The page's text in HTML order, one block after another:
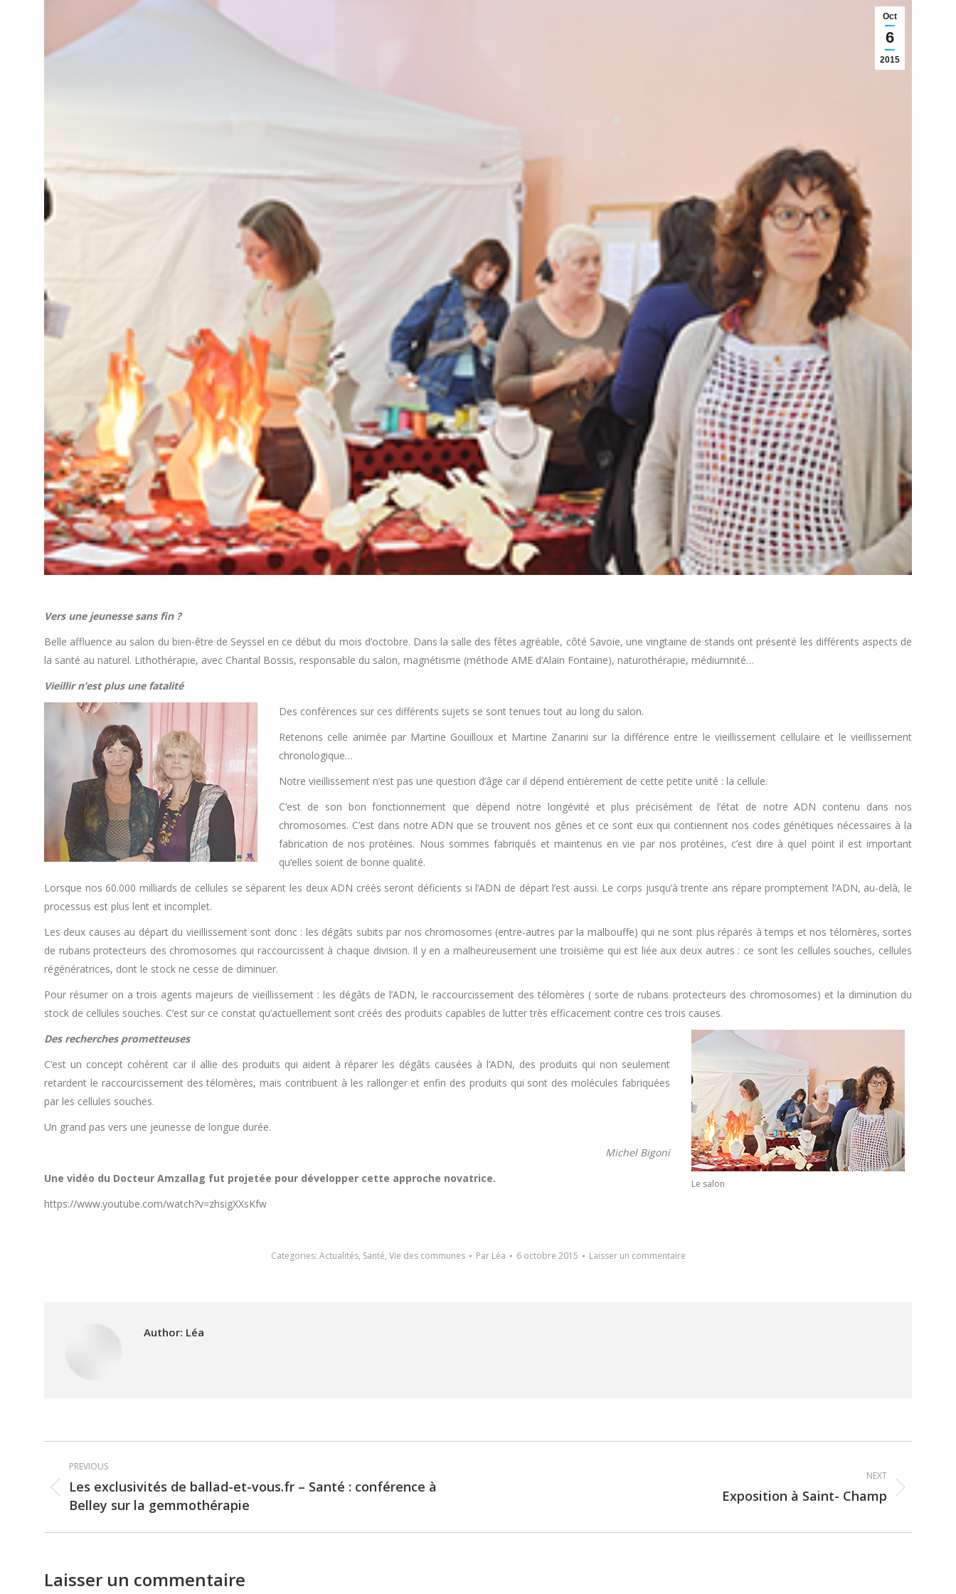
Oct
6
2015
Vers une jeunesse sans fin ?
Belle affluence au salon du bien-être de Seyssel en ce début du mois d’octobre. Dans la salle des fêtes agréable, côté Savoie, une vingtaine de stands ont présenté les différents aspects de
la santé au naturel. Lithothérapie, avec Chantal Bossis, responsable du salon, magnétisme (méthode AME d’Alain Fontaine), naturothérapie, médiumnité…
Vieillir n’est plus une fatalité
Des conférences sur ces différents sujets se sont tenues tout au long du salon.
Retenons celle animée par Martine Gouilloux et Martine Zanarini sur la différence entre le vieillissement cellulaire et le vieillissement
chronologique…
Notre vieillissement n’est pas une question d’âge car il dépend entièrement de cette petite unité : la cellule.
C’est de son bon fonctionnement que dépend notre longévité et plus précisément de l’état de notre ADN contenu dans nos
chromosomes. C’est dans notre ADN que se trouvent nos gênes et ce sont eux qui contiennent nos codes génétiques nécessaires à la
fabrication de nos protéines. Nous sommes fabriqués et maintenus en vie par nos protéines, c’est dire à quel point il est important
qu’elles soient de bonne qualité.
Lorsque nos 60.000 milliards de cellules se séparent les deux ADN créés seront déficients si l’ADN de départ l’est aussi. Le corps jusqu’à trente ans répare promptement l’ADN, au-delà, le
processus est plus lent et incomplet.
Les deux causes au départ du vieillissement sont donc : les dégâts subits par nos chromosomes (entre-autres par la malbouffe) qui ne sont plus réparés à temps et nos télomères, sortes
de rubans protecteurs des chromosomes qui raccourcissent à chaque division. Il y en a malheureusement une troisième qui est liée aux deux autres : ce sont les cellules souches, cellules
régénératrices, dont le stock ne cesse de diminuer.
Pour résumer on a trois agents majeurs de vieillissement : les dégâts de l’ADN, le raccourcissement des télomères ( sorte de rubans protecteurs des chromosomes) et la diminution du
stock de cellules souches. C’est sur ce constat qu’actuellement sont créés des produits capables de lutter très efficacement contre ces trois causes.
Le salon
Des recherches prometteuses
C’est un concept cohérent car il allie des produits qui aident à réparer les dégâts causées à l’ADN, des produits qui non seulement
retardent le raccourcissement des télomères, mais contribuent à les rallonger et enfin des produits qui sont des molécules fabriquées
par les cellules souches.
Un grand pas vers une jeunesse de longue durée.
Michel Bigoni
Une vidéo du Docteur Amzallag fut projetée pour développer cette approche novatrice.
https://www.youtube.com/watch?v=zhsigXXsKfw
Categories: Actualités, Santé, Vie des communes Par Léa 6 octobre 2015 Laisser un commentaire
Author: Léa
Post
navigation
PREVIOUS
Previous
post:
Les exclusivités de ballad-et-vous.fr – Santé : conférence à
Belley sur la gemmothérapie
NEXT
Exposition à Saint- Champ
Laisser un commentaire